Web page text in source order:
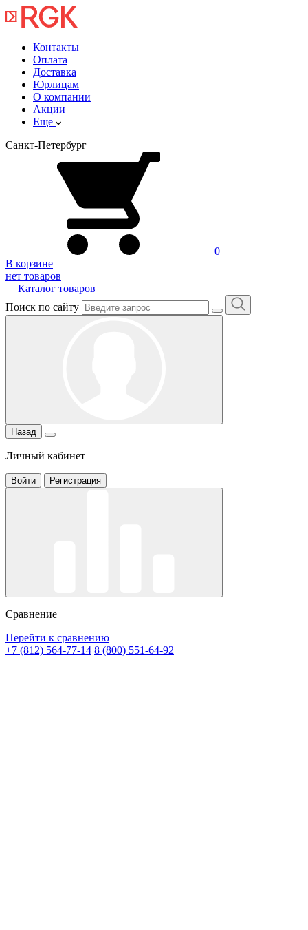
Контакты
Оплата
Доставка
Юрлицам
О компании
Акции
Еще
Санкт-Петербург
0
В корзине
нет товаров
Каталог товаров
Поиск по сайту
Назад
Личный кабинет
Войти Регистрация
Сравнение
Перейти к сравнению
+7 (812) 564-77-14 8 (800) 551-64-92